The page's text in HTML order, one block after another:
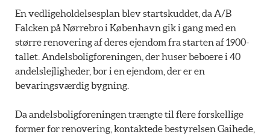
En vedligeholdelsesplan blev startskuddet, da A/B
Falcken på Nørrebro i København gik i gang med en
større renovering af deres ejendom fra starten af 1900-
tallet. Andelsboligforeningen, der huser beboere i 40
andelslejligheder, bor i en ejendom, der er en
bevaringsværdig bygning.
Da andelsboligforeningen trængte til flere forskellige
former for renovering, kontaktede bestyrelsen Gaihede,